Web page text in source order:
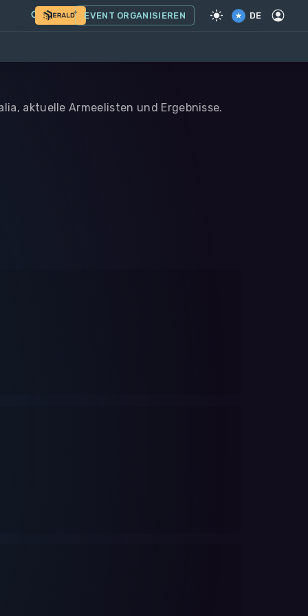
EVENT ORGANISIEREN DE
aktuelle Armeelisten und Ergebnisse.